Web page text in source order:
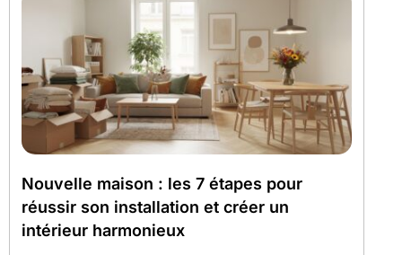
Nouvelle maison : les 7 étapes pour
réussir son installation et créer un
intérieur harmonieux